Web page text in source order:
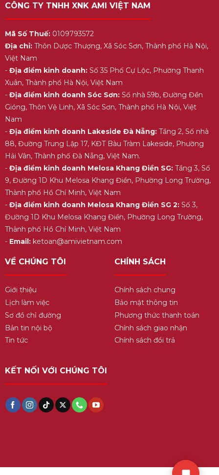
CÔNG TY TNHH XNK AMI VIỆT NAM
Mã Số Thuế:0109793572
Địa chỉ:Thôn Dược Thượng, Xã Sóc Sơn, Thành phố Hà Nội,
Việt Nam
- Địa điểm kinh doanh:Số 35 Phố Cự Lộc, Phường Thanh
Xuân, Thành phố Hà Nội, Việt Nam
- Địa điểm kinh doanh Sóc Sơn:Số nhà 59b, Đường Đền
Gióng, Thôn Vệ Linh, Xã Sóc Sơn, Thành phố Hà Nội, Việt
Nam
- Địa điểm kinh doanh Lakeside Đà Nẵng:Tầng 2, Số nhà
88, Đường Trung Lập 17, KĐT Bàu Tràm Lakeside, Phường
Hải Vân, Thành phố Đà Nẵng, Việt Nam.
- Địa điểm kinh doanh Melosa Khang Điền SG:Tầng 3, Số
9, Đường 1D Khu Melosa Khang Điền, Phường Long Trường,
Thành phố Hồ Chí Minh, Việt Nam
- Địa điểm kinh doanh Melosa Khang Điền SG 2:Số 3,
Đường 1D Khu Melosa Khang Điền, Phường Long Trường,
Thành phố Hồ Chí Minh, Việt Nam
- Email:ketoan@amivietnam.com
VỀ CHÚNG TÔI
Giới thiệu
Lịch làm việc
Sơ đồ chỉ đường
Bản tin nội bộ
Tin tức
CHÍNH SÁCH
Chính sách chung
Bảo mật thông tin
Phương thức thanh toán
Chính sách giao nhận
Chính sách đổi trả
KẾT NỐI VỚI CHÚNG TÔI